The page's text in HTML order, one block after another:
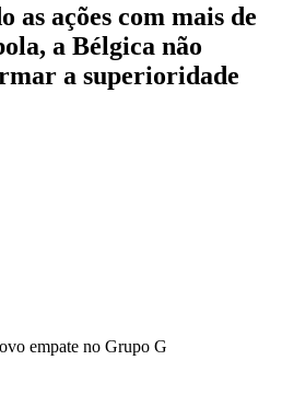
as ações com mais de
a Bélgica não
a superioridade